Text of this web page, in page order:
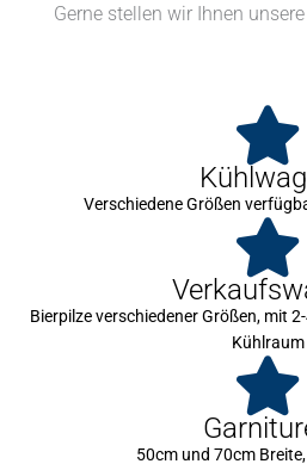
Gerne stellen wir Ihnen
Verschiedene Größen
Bierpilze verschiedener Größen, mit
Kühlraum
50cm und 70cm